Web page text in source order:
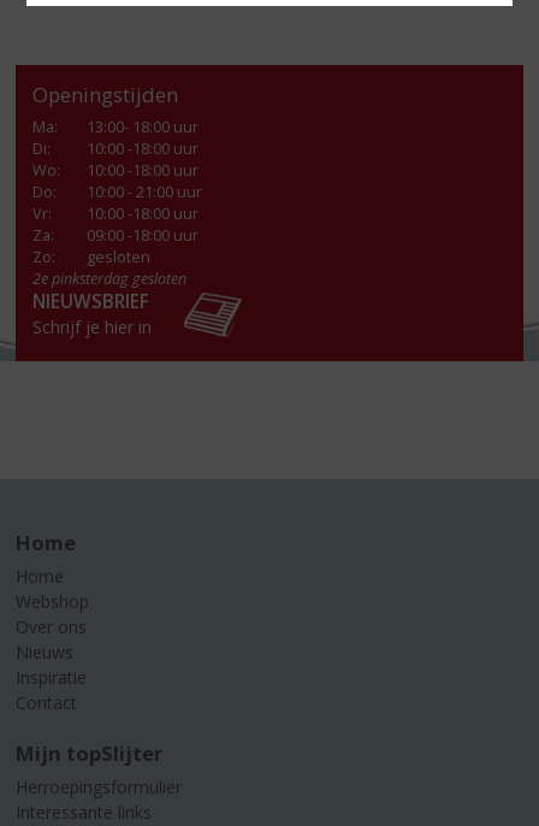
Openingstijden
Ma:
13:00- 18:00 uur
Di:
10:00 -18:00 uur
Wo:
10:00 -18:00 uur
Do:
10:00 - 21:00 uur
Vr:
10:00 -18:00 uur
Za:
09:00 -18:00 uur
Zo:
gesloten
2e pinksterdag gesloten
NIEUWSBRIEF
Schrijf je hier in
Home
Home
Webshop
Over ons
Nieuws
Inspiratie
Contact
Mijn topSlijter
Herroepingsformulier
Interessante links